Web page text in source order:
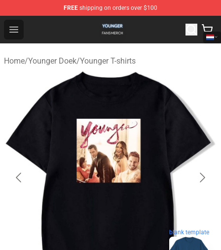
FREE shipping on orders over $100
Open menu
Younger Shop - Official Younger Merchandise Store
Home/Younger Doek/Younger T-shirts
blank template